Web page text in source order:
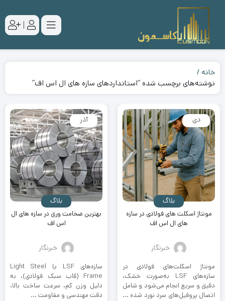
|
خانه
نوشته‌های برچسب شده “استانداردهای سازه های ال اس اف”
بلاگ
دی
مونتاژ اسکلت های فولادی در سازه
های ال اس اف
خبرنگار
مونتاژ اسکلت‌های فولادی در
سازه‌های LSF به‌صورت خشک،
دقیق و سریع انجام می‌شود و شامل
اتصال پروفیل‌های سرد نورد شده ...
بلاگ
آذر
بهترین ضخامت ورق در سازه های ال
اس اف
خبرنگار
سازه‌های LSF یا Light Steel
Frame (قاب سبک فولادی)، به
دلیل وزن کم، سرعت ساخت بالا،
دقت مهندسی و مقاومت ...